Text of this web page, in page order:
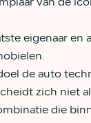
eigenaar
de auto
zich niet
die